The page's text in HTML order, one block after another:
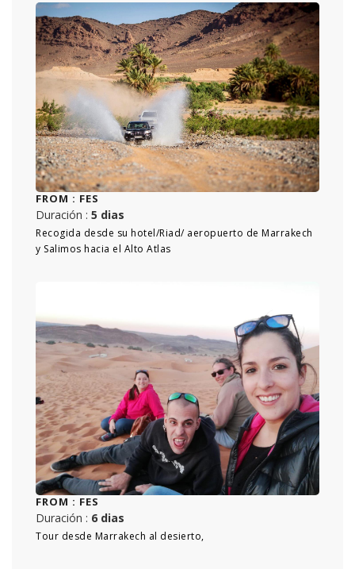
FROM : FES
Duración : 5 dias
Recogida desde su hotel/Riad/ aeropuerto de Marrakech
y Salimos hacia el Alto Atlas
FROM : FES
Duración : 6 dias
Tour desde Marrakech al desierto,